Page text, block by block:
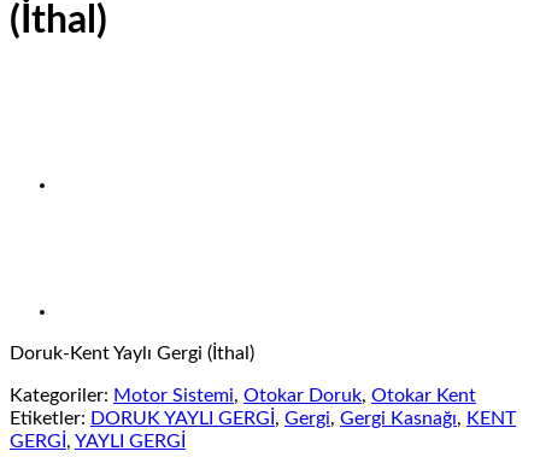
(İthal)
Doruk-Kent Yaylı Gergi (İthal)
Kategoriler: Motor Sistemi, Otokar Doruk, Otokar Kent
Etiketler: DORUK YAYLI GERGİ , Gergi, Gergi Kasnağı, KENT
GERGİ , YAYLI GERGİ